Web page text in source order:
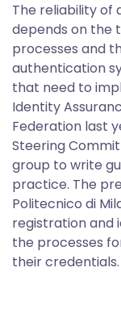
The reliability of
depends on the
processes and
authentication
that need to
Identity
Federation last
Steering
group to write
practice. The
Politecnico di
registration and
the processes
their credentials.